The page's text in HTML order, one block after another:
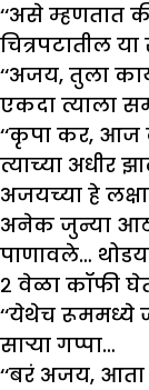
‘‘असे म्हणतात
चित्रपटातील
‘‘अजय, तुला
एकदा त्याला
‘‘कृपा कर, आज
त्याच्या अधीर
अजयच्या हे
अनेक जुन्या
पाणावले…
२ वेळा कॉफी
‘‘येथेच रूममध्ये
साऱ्या गप्पा…
‘‘बरं अजय,